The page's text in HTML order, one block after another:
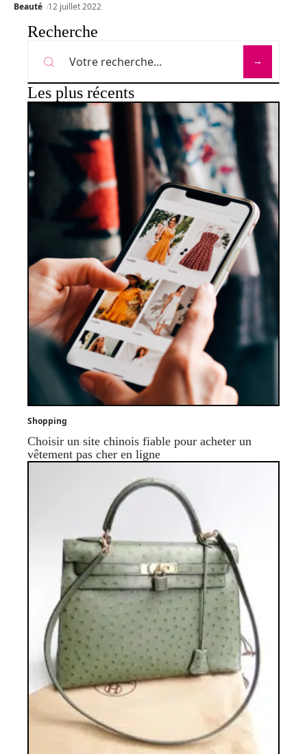
Beauté 12 juillet 2022
Recherche
Les plus récents
Shopping
Choisir un site chinois fiable pour acheter un
vêtement pas cher en ligne